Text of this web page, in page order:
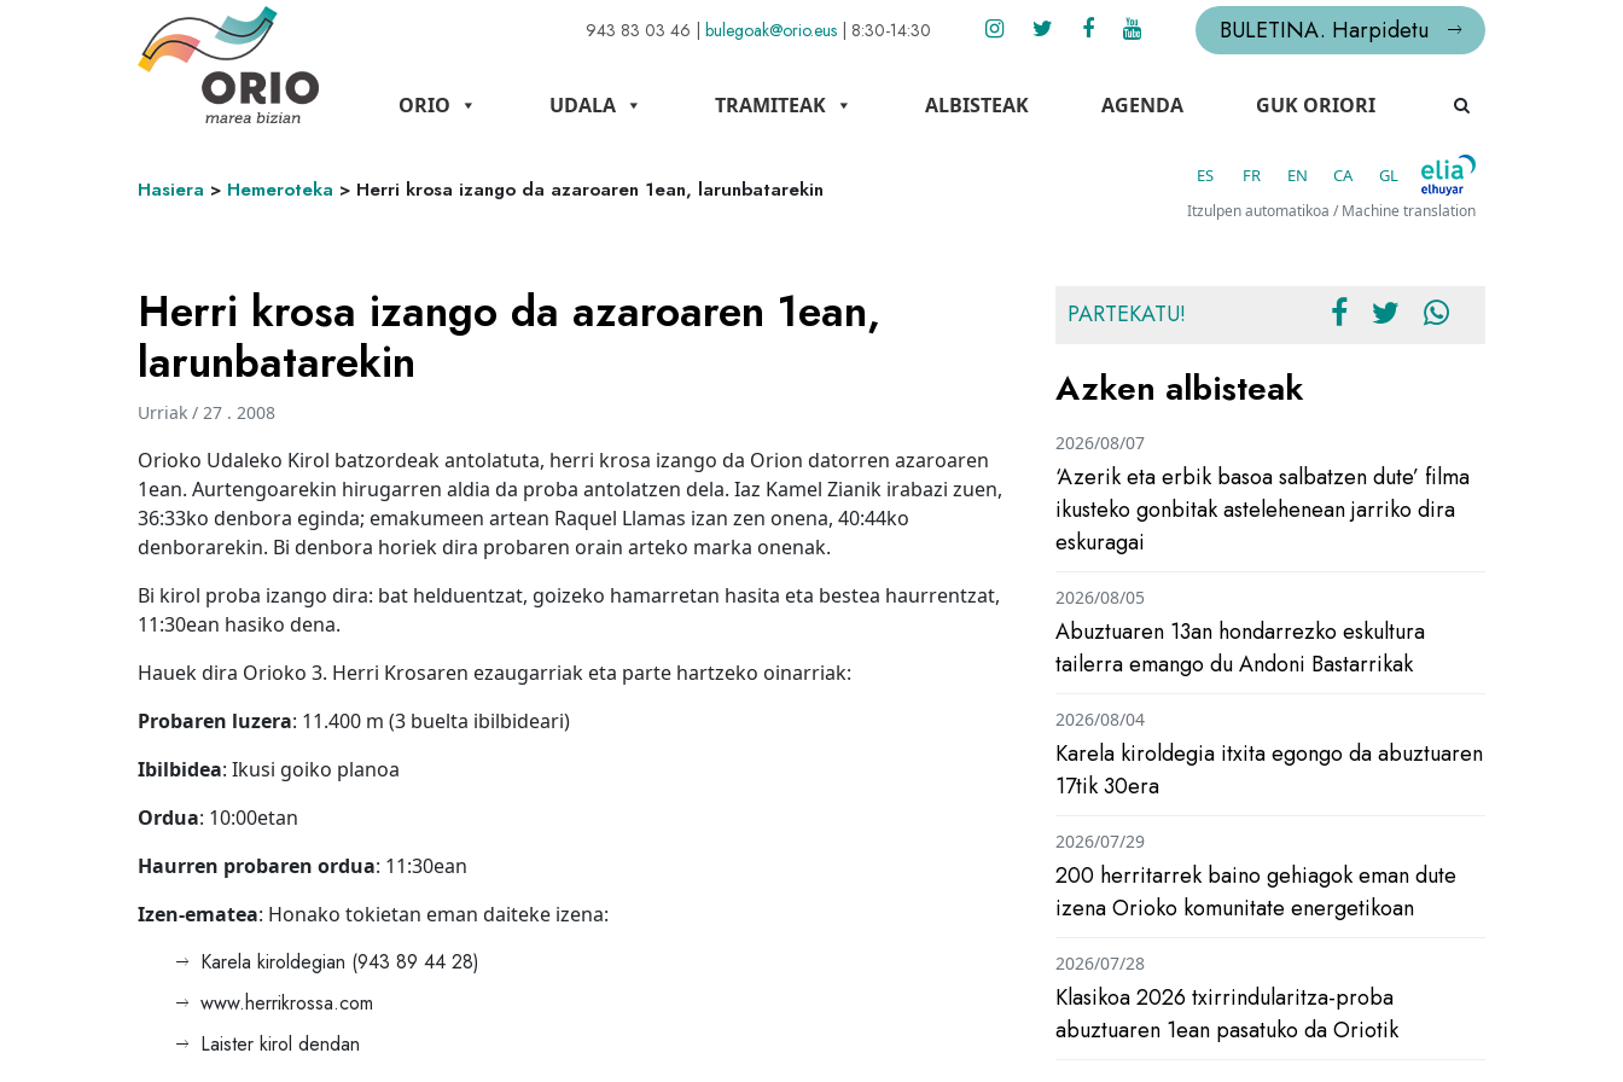
943 83 03 46 | bulegoak@orio.eus | 8:30-14:30 BULETINA. Harpidetu
ORIO UDALA TRAMITEAK ALBISTEAK AGENDA GUK ORIORI
Hasiera > Hemeroteka > Herri krosa izango da azaroaren 1ean, larunbatarekin
ES FR EN CA GL
Itzulpen automatikoa / Machine translation
Herri krosa izango da azaroaren 1ean,
larunbatarekin
Urriak / 27 . 2008
Orioko Udaleko Kirol batzordeak antolatuta, herri krosa izango da Orion datorren azaroaren
1ean. Aurtengoarekin hirugarren aldia da proba antolatzen dela. Iaz Kamel Zianik irabazi zuen,
36:33ko denbora eginda; emakumeen artean Raquel Llamas izan zen onena, 40:44ko
denborarekin. Bi denbora horiek dira probaren orain arteko marka onenak.
Bi kirol proba izango dira: bat helduentzat, goizeko hamarretan hasita eta bestea haurrentzat,
11:30ean hasiko dena.
Hauek dira Orioko 3. Herri Krosaren ezaugarriak eta parte hartzeko oinarriak:
Probaren luzera: 11.400 m (3 buelta ibilbideari)
Ibilbidea: Ikusi goiko planoa
Ordua: 10:00etan
Haurren probaren ordua: 11:30ean
Izen-ematea: Honako tokietan eman daiteke izena:
Karela kiroldegian (943 89 44 28)
www.herrikrossa.com
Laister kirol dendan
PARTEKATU!
Azken albisteak
‘Azerik eta erbik basoa salbatzen dute’ filma
ikusteko gonbitak astelehenean jarriko dira
eskuragai
2026/08/07
Abuztuaren 13an hondarrezko eskultura
tailerra emango du Andoni Bastarrikak
2026/08/05
Karela kiroldegia itxita egongo da abuztuaren
17tik 30era
2026/08/04
200 herritarrek baino gehiagok eman dute
izena Orioko komunitate energetikoan
2026/07/29
Klasikoa 2026 txirrindularitza-proba
abuztuaren 1ean pasatuko da Oriotik
2026/07/28